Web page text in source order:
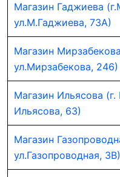
Магазин Гаджиева
ул.М.Гаджиева, 73А)
Магазин
ул.Мирзабекова, 246)
Магазин Ильясова (г.
Ильясова, 63)
Магазин
ул.Газопроводная, 3В)